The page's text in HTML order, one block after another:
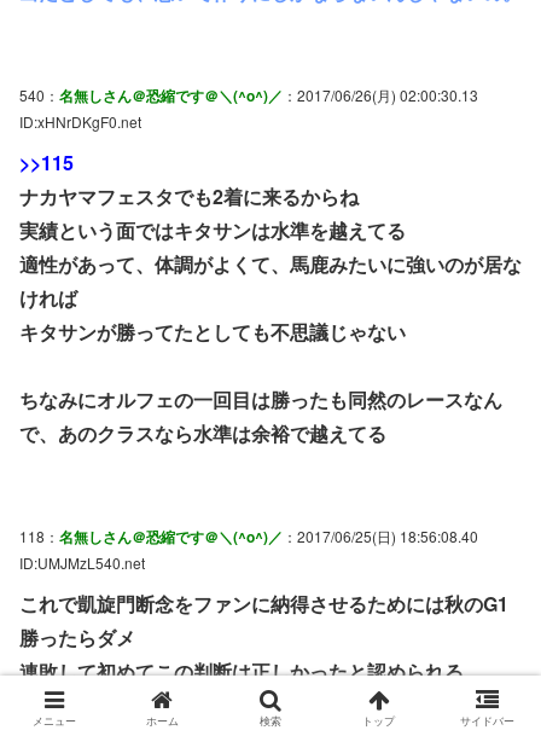
540： 名無しさん＠恐縮です＠＼(^o^)／ ：2017/06/26(月) 02:00:30.13
ID:xHNrDKgF0.net
>>115
ナカヤマフェスタでも2着に来るからね
実績という面ではキタサンは水準を越えてる
適性があって、体調がよくて、馬鹿みたいに強いのが居な
ければ
キタサンが勝ってたとしても不思議じゃない
ちなみにオルフェの一回目は勝ったも同然のレースなん
で、あのクラスなら水準は余裕で越えてる
118： 名無しさん＠恐縮です＠＼(^o^)／ ：2017/06/25(日) 18:56:08.40
ID:UMJMzL540.net
これで凱旋門断念をファンに納得させるためには秋のG1
勝ったらダメ
連敗して初めてこの判断は正しかったと認められる
メニュー ホーム 検索 トップ サイドバー